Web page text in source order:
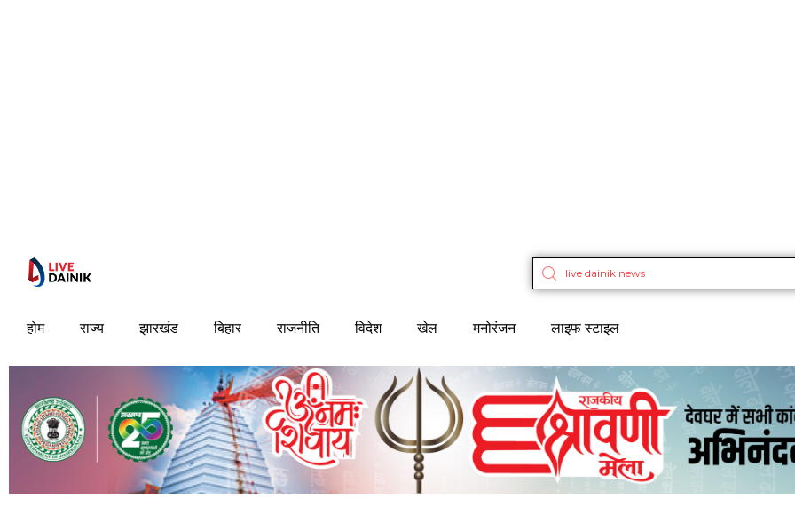
होम राज्य झारखंड बिहार राजनीति विदेश खेल मनोरंजन लाइफ स्टाइल